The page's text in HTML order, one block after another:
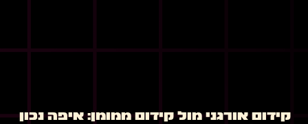
קידום אורגני מול קידום ממומן: איפה נכון